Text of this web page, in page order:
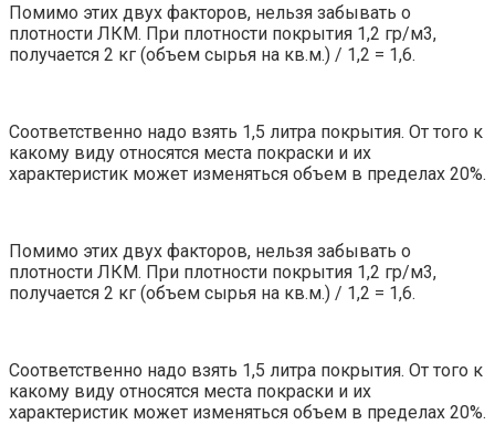
Помимо этих двух факторов, нельзя забывать о
плотности ЛКМ. При плотности покрытия 1,2 гр/м3,
получается 2 кг (объем сырья на кв.м.) / 1,2 = 1,6.
Соответственно надо взять 1,5 литра покрытия. От того к
какому виду относятся места покраски и их
характеристик может изменяться объем в пределах 20%.
Помимо этих двух факторов, нельзя забывать о
плотности ЛКМ. При плотности покрытия 1,2 гр/м3,
получается 2 кг (объем сырья на кв.м.) / 1,2 = 1,6.
Соответственно надо взять 1,5 литра покрытия. От того к
какому виду относятся места покраски и их
характеристик может изменяться объем в пределах 20%.